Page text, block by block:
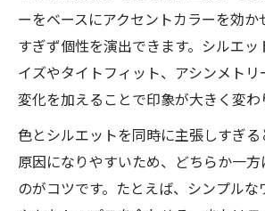
ーをベースにアクセントカラーを効
すぎず個性を演出できます。シルエ
イズやタイトフィット、アシンメト
変化を加えることで印象が大きく変わ
色とシルエットを同時に主張しすぎ
原因になりやすいため、どちらか一
のがコツです。たとえば、シンプル